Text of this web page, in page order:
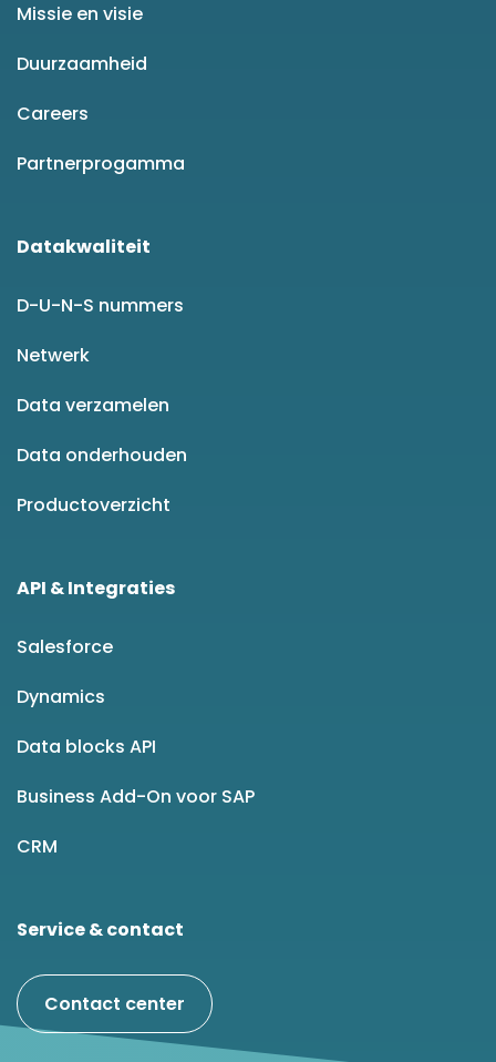
Missie en visie
Duurzaamheid
Careers
Partnerprogamma
Datakwaliteit
D-U-N-S nummers
Netwerk
Data verzamelen
Data onderhouden
Productoverzicht
API & Integraties
Salesforce
Dynamics
Data blocks API
Business Add-On voor SAP
CRM
Service & contact
Contact center